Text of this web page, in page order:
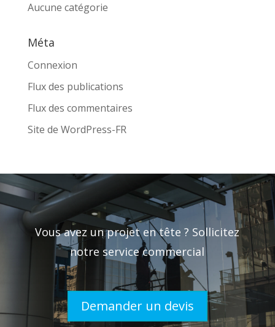
Aucune catégorie
Méta
Connexion
Flux des publications
Flux des commentaires
Site de WordPress-FR
Vous avez un projet en tête ? Sollicitez
notre service commercial
Demander un devis